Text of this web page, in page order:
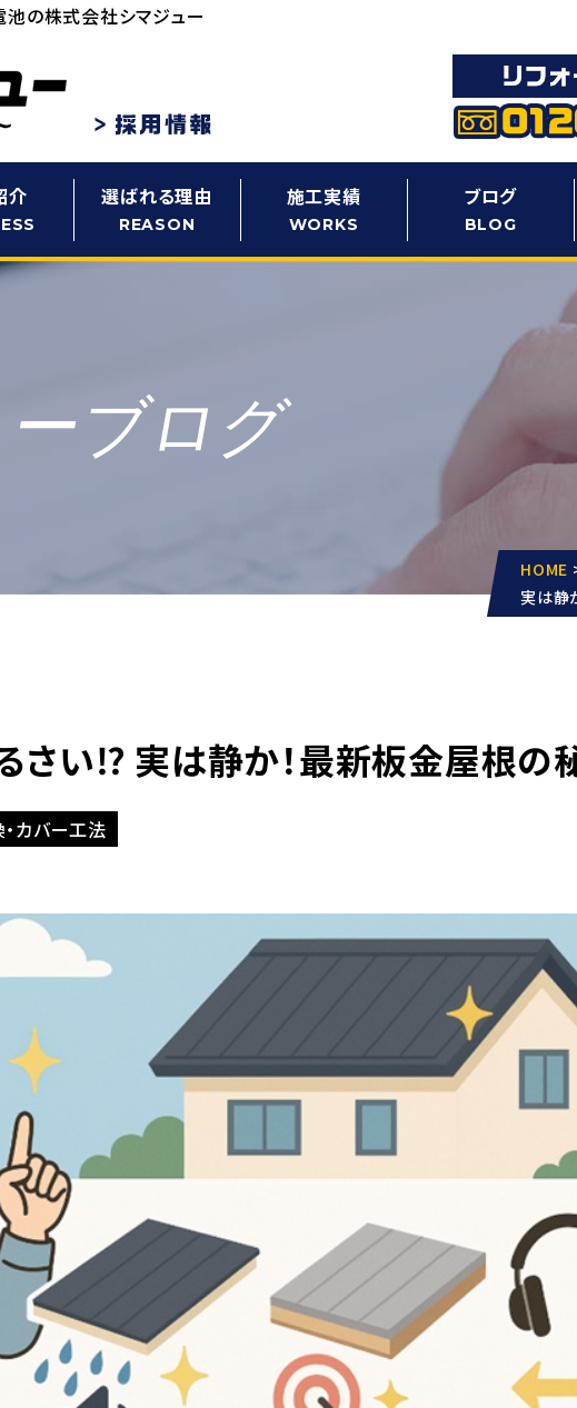
池の株式会社シマジュー
介 選ばれる理由
REASON
施工実績
WORKS
ブログ
BLOG
ブログ
HOME
実は静
さい⁉️ 実は静か！最新板金屋根の
カバー工法